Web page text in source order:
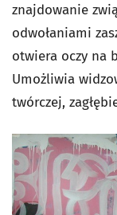
znajdowanie
odwołaniami
otwiera oczy na
Umożliwia
twórczej,